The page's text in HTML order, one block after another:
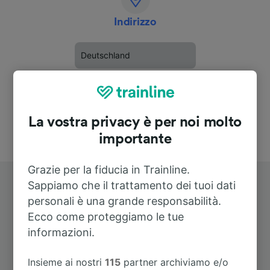
Indirizzo
Deutschland
La vostra privacy è per noi molto
importante
Grazie per la fiducia in Trainline.
Sappiamo che il trattamento dei tuoi dati
personali è una grande responsabilità.
Ecco come proteggiamo le tue
informazioni.
Insieme ai nostri115 partner archiviamo e/o